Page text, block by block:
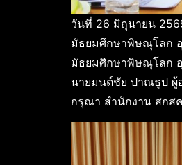
วันที่ 26 มิถุนายน
มัธยมศึกษาพิษณุโลก
มัธยมศึกษาพิษณุโลก
นายมนต์ชัย ปาณธูป ผู้
กรุณา สำนักงาน สกส